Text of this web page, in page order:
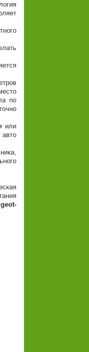
по
или